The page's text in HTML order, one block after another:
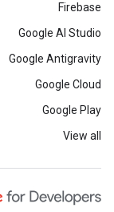
Firebase
Google AI Studio
Google Antigravity
Google Cloud
Google Play
View all